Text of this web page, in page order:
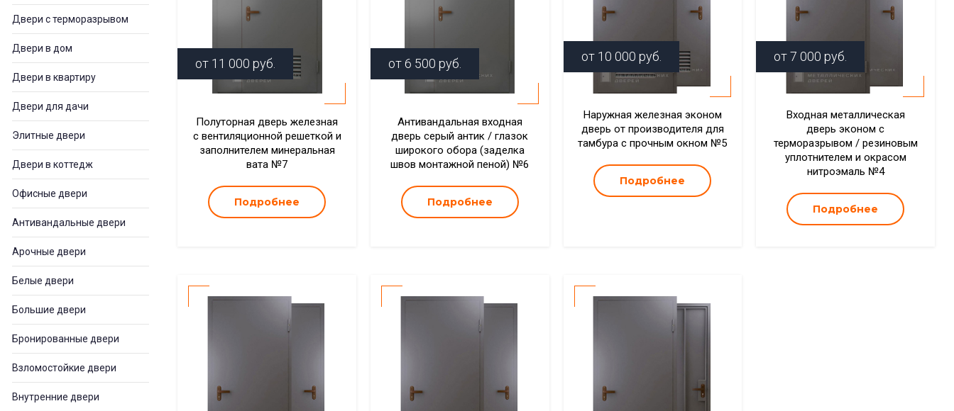
Двери с терморазрывом
Двери в дом
Двери в квартиру
Двери для дачи
Элитные двери
Двери в коттедж
Офисные двери
Антивандальные двери
Арочные двери
Белые двери
Большие двери
Бронированные двери
Взломостойкие двери
Внутренние двери
от 11 000 руб.
Полуторная дверь железная
с вентиляционной решеткой и
заполнителем минеральная
вата №7
Подробнее
от 6 500 руб.
Антивандальная входная
дверь серый антик / глазок
широкого обора (заделка
швов монтажной пеной) №6
Подробнее
от 10 000 руб.
Наружная железная эконом
дверь от производителя для
тамбура с прочным окном №5
Подробнее
от7 000 руб.
Входная металлическая
дверь эконом с
терморазрывом / резиновым
уплотнителем и окрасом
нитроэмаль №4
Подробнее